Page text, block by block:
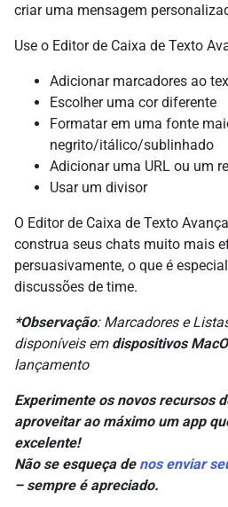
criar uma mensagem
Use o Editor de Caixa de Texto
Adicionar marcadores ao
Escolher uma cor diferente
Formatar em uma fonte
negrito/itálico/sublinhado
Adicionar uma URL ou um
Usar um divisor
O Editor de Caixa de Texto
construa seus chats muito mais
persuasivamente, o que é
discussões de time.
*Observação: Marcadores e
disponíveis em dispositivos
lançamento
Experimente os novos recursos
aproveitar ao máximo um app
excelente!
Não se esqueça de nos enviar
– sempre é apreciado.